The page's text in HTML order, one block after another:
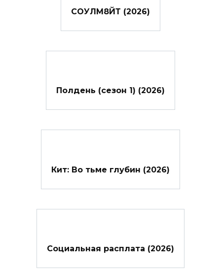
СОУЛМ8ЙТ (2026)
Полдень (сезон 1) (2026)
Кит: Во тьме глубин (2026)
Социальная расплата (2026)